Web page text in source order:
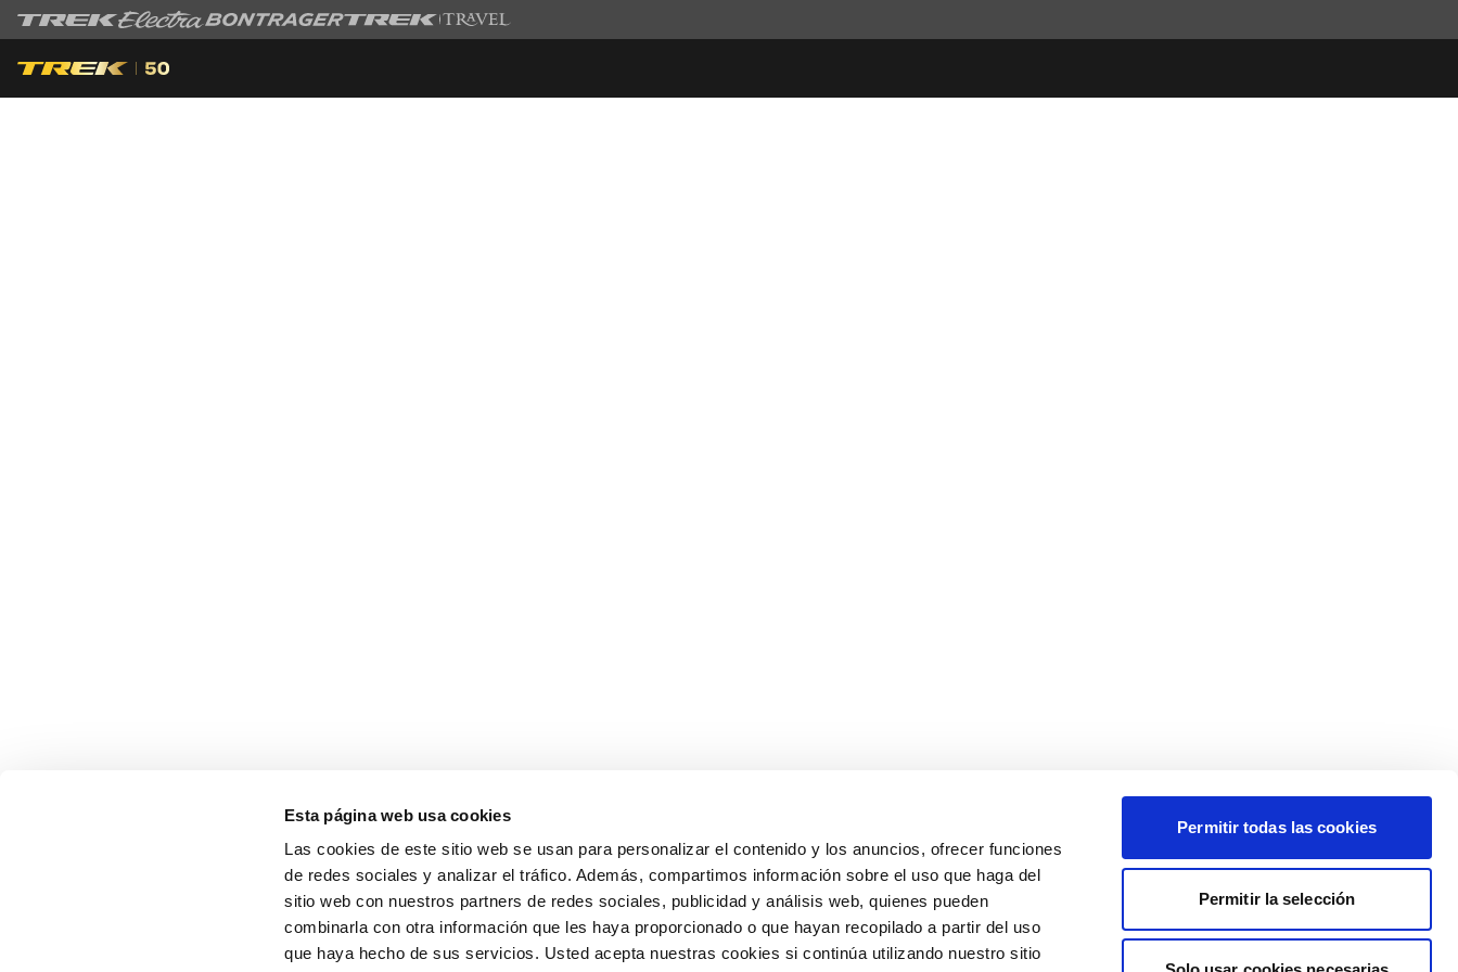
Esta página web usa cookies
Las cookies de este sitio web se usan para personalizar el contenido y los anuncios, ofrecer funciones
de redes sociales y analizar el tráfico. Además, compartimos información sobre el uso que haga del
sitio web con nuestros partners de redes sociales, publicidad y análisis web, quienes pueden
combinarla con otra información que les haya proporcionado o que hayan recopilado a partir del uso
que haya hecho de sus servicios. Usted acepta nuestras cookies si continúa utilizando nuestro sitio
Permitir todas las cookies
Permitir la selección